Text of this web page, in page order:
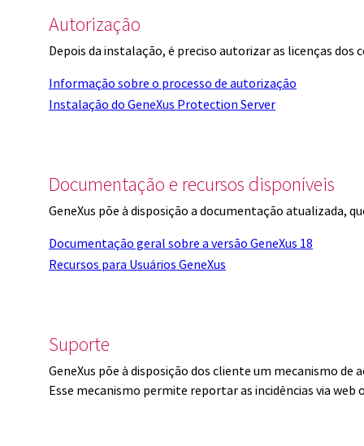
Autorização
Depois da instalação, é preciso autorizar as licenças dos
Informação sobre o processo de autorização
Instalação do GeneXus Protection Server
Documentação e recursos disponíveis
GeneXus põe à disposição a documentação atualizada,
Documentação geral sobre a versão GeneXus 18
Recursos para Usuários GeneXus
Suporte
GeneXus põe à disposição dos cliente um mecanismo de
Esse mecanismo permite reportar as incidências via